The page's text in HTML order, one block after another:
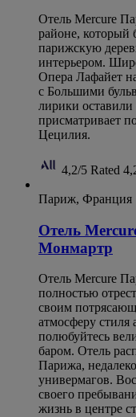
Отель Mercure
районе,
парижскую
интерьером.
Опера Лафайет
с Большими
лирики оставили
присматривает
Цецилия.
4,2/5 Rated
Париж, Франция
Отель
Монмартр
Отель Mercure
полностью
своим
атмосферу стиля
полюбуйтесь
баром. Отель
Парижа,
универмагов.
своего
жизнь в центре